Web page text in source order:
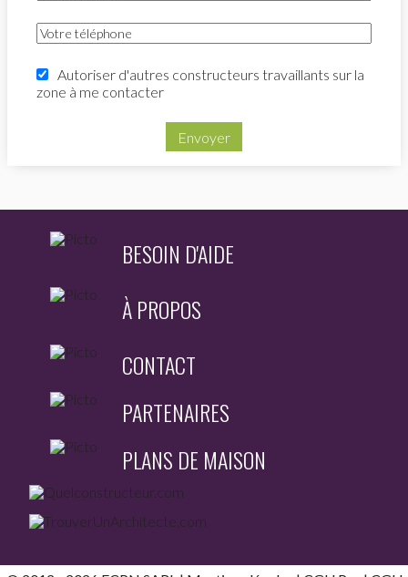
Autoriser d'autres constructeurs travaillants sur la
zone à me contacter
Envoyer
BESOIN D'AIDE
À PROPOS
CONTACT
PARTENAIRES
PLANS DE MAISON